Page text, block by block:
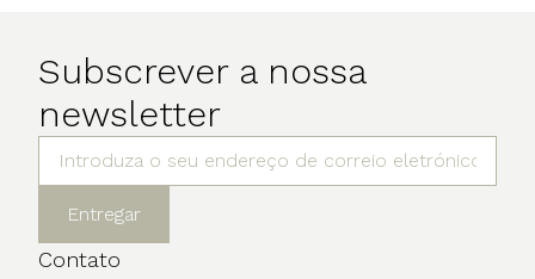
Subscrever a nossa
newsletter
Entregar
Contato